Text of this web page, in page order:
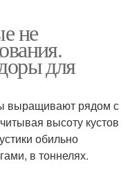
не
для
выращивают рядом с
высоту кустов
обильно
в тоннелях.